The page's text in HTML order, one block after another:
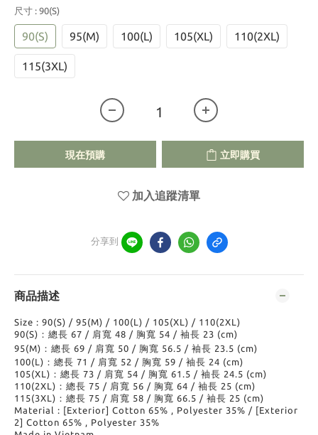
尺寸 : 90(S)
90(S) 95(M) 100(L) 105(XL) 110(2XL)
115(3XL)
現在預購 立即購買
加入追蹤清單
分享到
商品描述
Size : 90(S) / 95(M) / 100(L) / 105(XL) / 110(2XL)
90(S)：總長 67 / 肩寬 48 / 胸寬 54 / 袖長 23 (cm)
95(M)：總長 69 / 肩寬 50 / 胸寬 56.5 / 袖長 23.5 (cm)
100(L)：總長 71 / 肩寬 52 / 胸寬 59 / 袖長 24 (cm)
105(XL)：總長 73 / 肩寬 54 / 胸寬 61.5 / 袖長 24.5 (cm)
110(2XL)：總長 75 / 肩寬 56 / 胸寬 64 / 袖長 25 (cm)
115(3XL)：總長 75 / 肩寬 58 / 胸寬 66.5 / 袖長 25 (cm)
Material : [Exterior] Cotton 65% , Polyester 35% / [Exterior
2] Cotton 65% , Polyester 35%